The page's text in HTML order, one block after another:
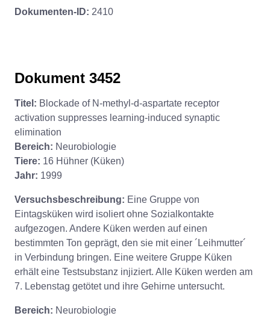
Dokumenten-ID: 2410
Dokument 3452
Titel: Blockade of N-methyl-d-aspartate receptor
activation suppresses learning-induced synaptic
elimination
Bereich: Neurobiologie
Tiere: 16 Hühner (Küken)
Jahr: 1999
Versuchsbeschreibung: Eine Gruppe von
Eintagsküken wird isoliert ohne Sozialkontakte
aufgezogen. Andere Küken werden auf einen
bestimmten Ton geprägt, den sie mit einer ´Leihmutter´
in Verbindung bringen. Eine weitere Gruppe Küken
erhält eine Testsubstanz injiziert. Alle Küken werden am
7. Lebenstag getötet und ihre Gehirne untersucht.
Bereich: Neurobiologie